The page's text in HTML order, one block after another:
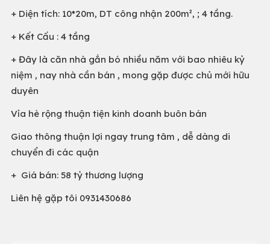
+ Diện tích: 10*20m, DT công nhận 200m², ; 4 tầng.
+ Kết Cấu : 4 tầng
+ Đây là căn nhà gắn bó nhiều năm với bao nhiêu kỷ
niệm , nay nhà cần bán , mong gặp được chủ mới hữu
duyên
Vỉa hè rộng thuận tiện kinh doanh buôn bán
Giao thông thuận lợi ngay trung tâm , dễ dàng di
chuyển đi các quận
+ Giá bán: 58 tỷ thương lượng
Liên hệ gặp tôi 0931430686